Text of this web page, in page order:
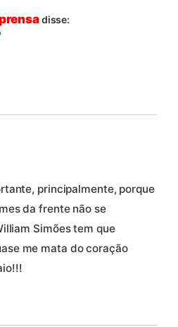
disse:
principalmente, porque
da frente não se
Simões tem que
me mata do coração